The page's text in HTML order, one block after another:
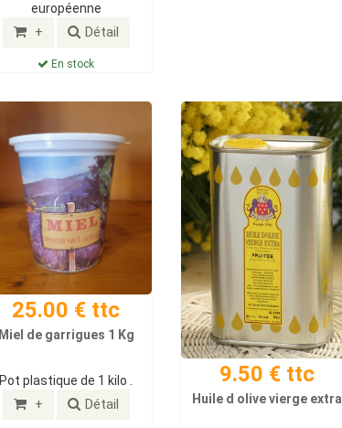
européenne
+ Détail
En stock
25.00 € ttc
Miel de garrigues 1 Kg
Pot plastique de 1 kilo .
+ Détail
9.50 € ttc
Huile d olive vierge extra